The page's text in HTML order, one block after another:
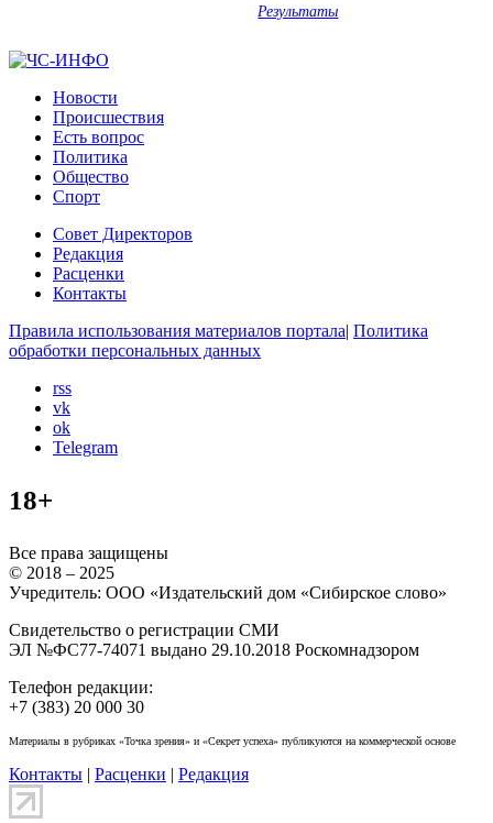
Результаты
Новости
Происшествия
Есть вопрос
Политика
Общество
Спорт
Совет Директоров
Редакция
Расценки
Контакты
Правила использования материалов портала| Политика
обработки персональных данных
rss
vk
ok
Telegram
18+
Все права защищены
© 2018 – 2025
Учредитель: ООО «Издательский дом «Сибирское слово»
Свидетельство о регистрации СМИ
ЭЛ №ФС77-74071 выдано 29.10.2018 Роскомнадзором
Телефон редакции:
+7 (383) 20 000 30
Материалы в рубриках «Точка зрения» и «Секрет успеха» публикуются на коммерческой основе
Контакты | Расценки | Редакция